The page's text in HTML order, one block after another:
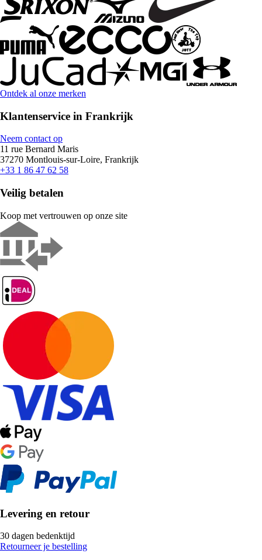
Ontdek al onze merken
Klantenservice in Frankrijk
Neem contact op
11 rue Bernard Maris
37270 Montlouis-sur-Loire, Frankrijk
+33 1 86 47 62 58
Veilig betalen
Koop met vertrouwen op onze site
Levering en retour
30 dagen bedenktijd
Retourneer je bestelling